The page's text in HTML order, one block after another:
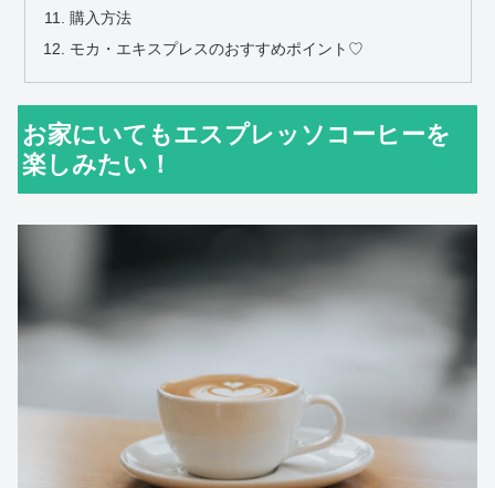
購入方法
モカ・エキスプレスのおすすめポイント♡
お家にいてもエスプレッソコーヒーを
楽しみたい！